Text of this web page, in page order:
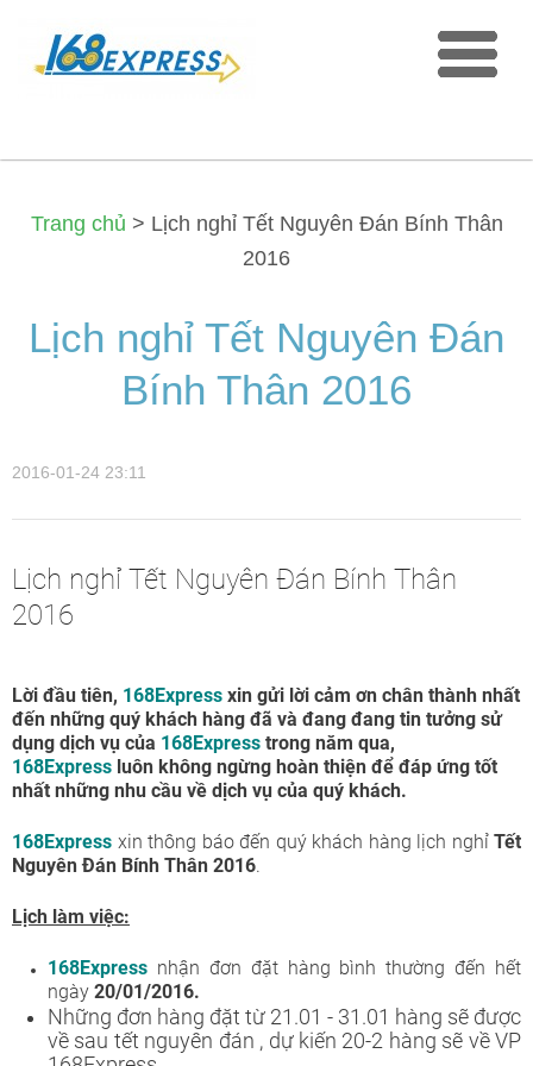
Trang chủ > Lịch nghỉ Tết Nguyên Đán Bính Thân
2016
Lịch nghỉ Tết Nguyên Đán
Bính Thân 2016
2016-01-24 23:11
Lịch nghỉ Tết Nguyên Đán Bính Thân
2016
Lời đầu tiên, 168Express xin gửi lời cảm ơn chân thành nhất
đến những quý khách hàng đã và đang đang tin tưởng sử
dụng dịch vụ của 168Express trong năm qua,
168Express luôn không ngừng hoàn thiện để đáp ứng tốt
nhất những nhu cầu về dịch vụ của quý khách.
168Express xin thông báo đến quý khách hàng lịch nghỉ Tết
Nguyên Đán Bính Thân 2016.
Lịch làm việc:
168Express nhận đơn đặt hàng bình thường đến hết
ngày 20/01/2016.
Những đơn hàng đặt từ 21.01 - 31.01 hàng sẽ được
về sau tết nguyên đán , dự kiến 20-2 hàng sẽ về VP